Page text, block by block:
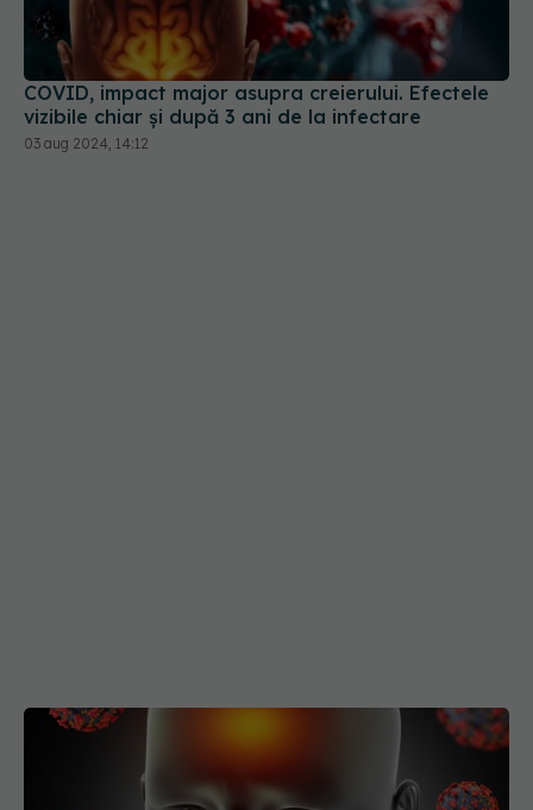
COVID, impact major asupra creierului. Efectele
vizibile chiar și după 3 ani de la infectare
03 aug 2024, 14:12